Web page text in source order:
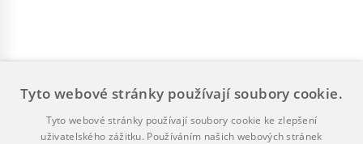
Tyto webové stránky používají soubory cookie.
Tyto webové stránky používají soubory cookie ke zlepšení
uživatelského zážitku. Používáním našich webových stránek